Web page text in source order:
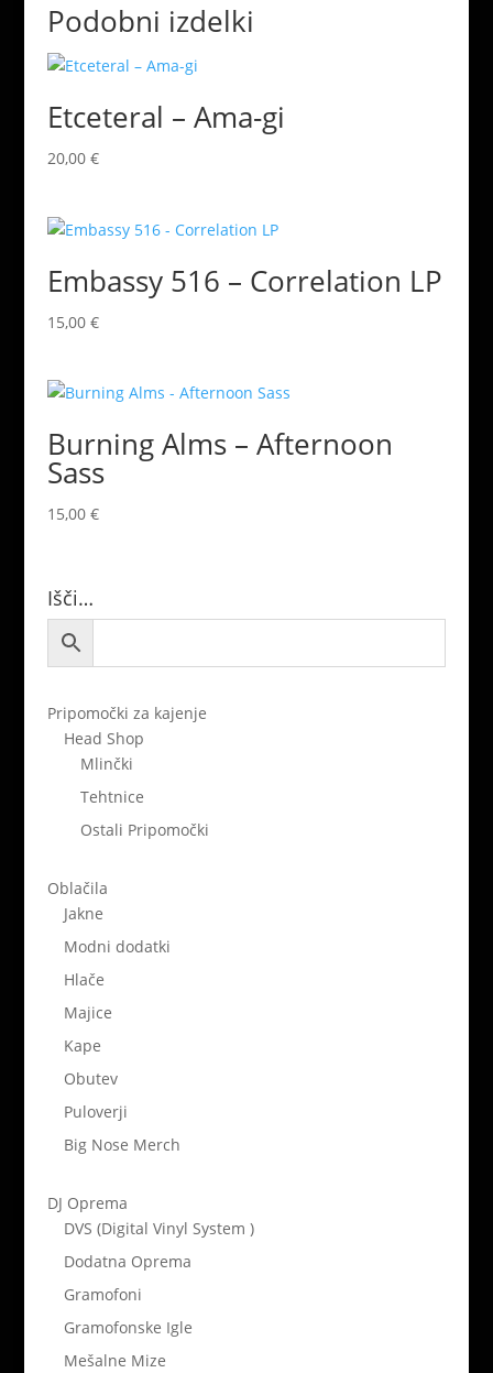
Podobni izdelki
Etceteral ‎– Ama-gi
20,00 €
Embassy 516 – Correlation LP
15,00 €
Burning Alms – Afternoon
Sass
15,00 €
Išči…
Pripomočki za kajenje
Head Shop
Mlinčki
Tehtnice
Ostali Pripomočki
Oblačila
Jakne
Modni dodatki
Hlače
Majice
Kape
Obutev
Puloverji
Big Nose Merch
DJ Oprema
DVS (Digital Vinyl System )
Dodatna Oprema
Gramofoni
Gramofonske Igle
Mešalne Mize